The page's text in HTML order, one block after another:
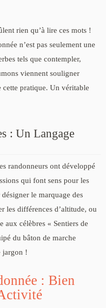
rien qu’à lire ces mots !
n’est pas seulement une
tels que contempler,
viennent souligner
cette pratique. Un véritable
: Un Langage
randonneurs ont développé
qui font sens pour les
le marquage des
les différences d’altitude, ou
aux célèbres « Sentiers de
du bâton de marche
jargon !
: Bien